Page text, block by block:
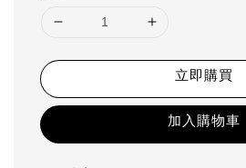
立即購買
加入購物車